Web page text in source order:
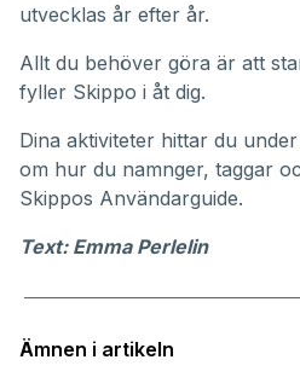
utvecklas år efter år.
Allt du behöver göra är att
fyller Skippo i åt dig.
Dina aktiviteter hittar du under
om hur du namnger, taggar
Skippos Användarguide.
Text: Emma Perlelin
Ämnen i artikeln